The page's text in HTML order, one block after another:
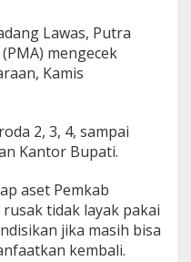
Lawas, Putra
mengecek
Kamis
2, 3, 4, sampai
Kantor Bupati.
aset Pemkab
tidak layak pakai
jika masih bisa
kembali.